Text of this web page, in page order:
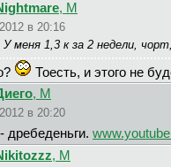
, М
в 20:16
У меня 1,3 к за 2 недели,
Тоесть, и этого не
, М
в 20:20
дребеденьги.
, М